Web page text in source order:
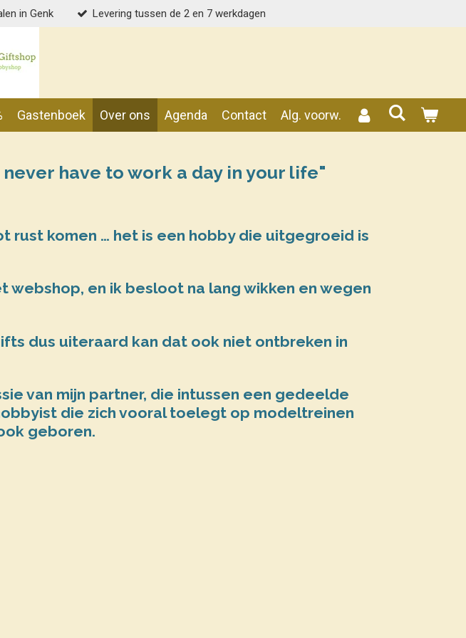
in Genk Levering tussen de 2 en 7 werkdagen
Gastenboek Over ons Agenda Contact Alg. voorw.
have to work a day in your life"
rust komen … het is een hobby die uitgegroeid is
en ik besloot na lang wikken en wegen
dus uiteraard kan dat ook niet ontbreken in
van mijn partner, die intussen een gedeelde
die zich vooral toelegt op modeltreinen
geboren.